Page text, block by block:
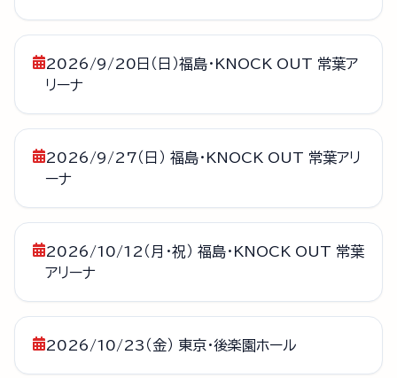
2026/9/20日（日）福島・KNOCK OUT 常葉ア
リーナ
2026/9/27（日） 福島・KNOCK OUT 常葉アリ
ーナ
2026/10/12（月・祝） 福島・KNOCK OUT 常葉
アリーナ
2026/10/23（金） 東京・後楽園ホール